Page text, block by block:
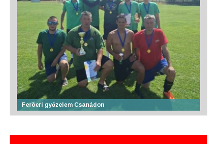
Feröeri győzelem Csanádon